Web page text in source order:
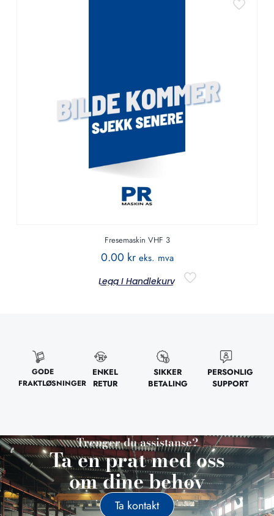
Fresemaskin VHF 3
0.00 kr eks. mva
Legg I Handlekurv
GODE
FRAKTLØSNINGER
ENKEL
RETUR
SIKKER
BETALING
PERSONLIG
SUPPORT
Trenger du assistanse?
Ta en prat med oss
om dine behov
Ta kontakt